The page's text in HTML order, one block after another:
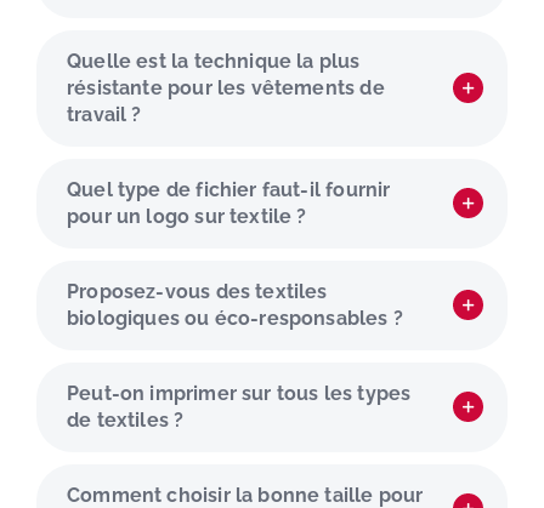
Quelle est la technique la plus
résistante pour les vêtements de
travail ?
Quel type de fichier faut-il fournir
pour un logo sur textile ?
Proposez-vous des textiles
biologiques ou éco-responsables ?
Peut-on imprimer sur tous les types
de textiles ?
Comment choisir la bonne taille pour